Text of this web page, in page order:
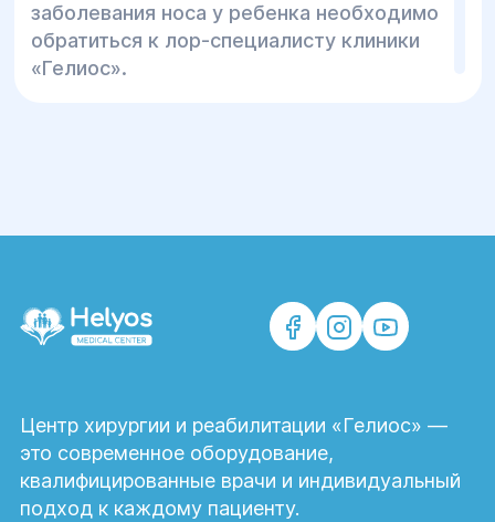
заболевания носа у ребенка необходимо
обратиться к лор-специалисту клиники
«Гелиос».
заболевания. Родители могут заметить
следующие симптомы:
Смена голоса;
Наличие выделений из носа;
Кашель и чихание;
Центр хирургии и реабилитации «Гелиос» —
это современное оборудование,
квалифицированные врачи и индивидуальный
подход к каждому пациенту.